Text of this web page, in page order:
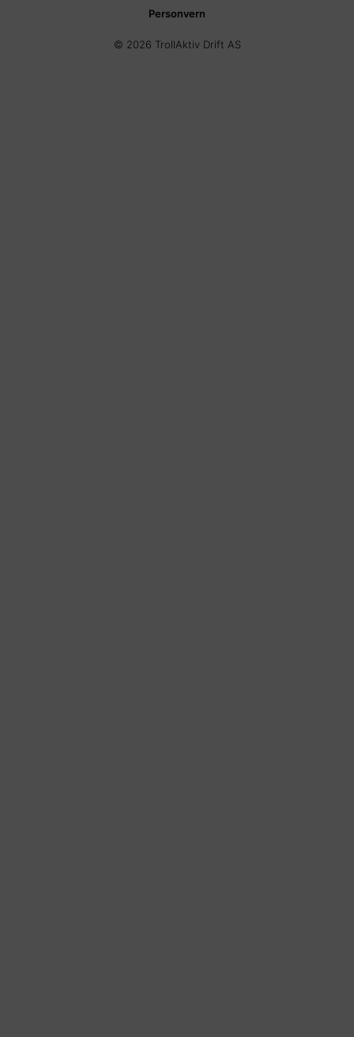
Personvern
© 2026 TrollAktiv Drift AS